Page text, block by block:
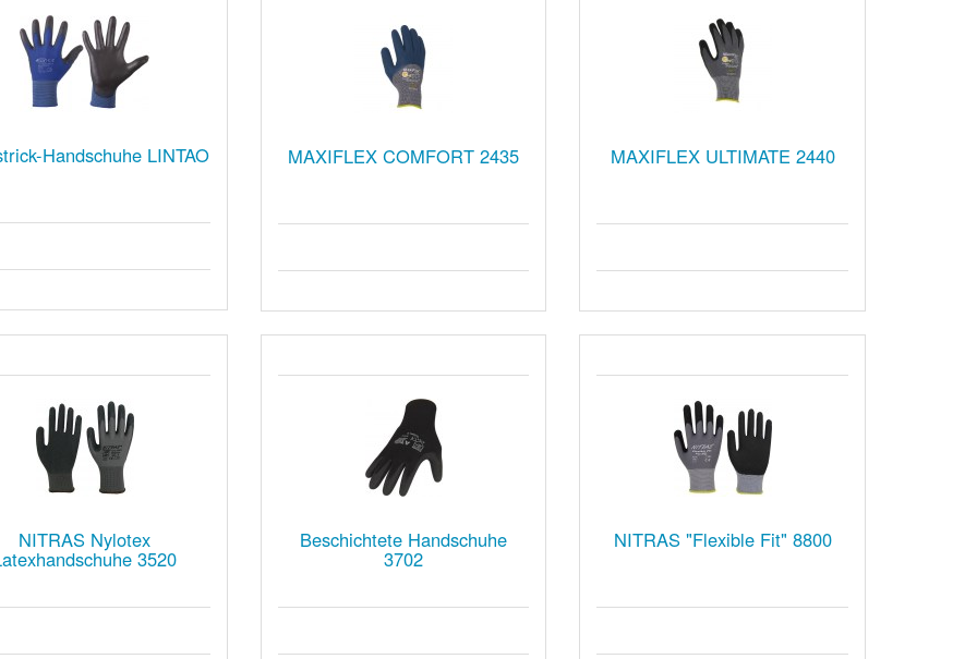
Handschuhe LINTAO MAXIFLEX COMFORT 2435 MAXIFLEX ULTIMATE 2440
NITRAS Nylotex
3520
Beschichtete Handschuhe
3702
NITRAS "Flexible Fit" 8800